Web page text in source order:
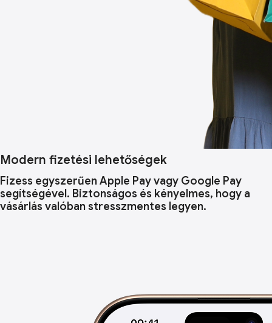
Modern fizetési lehetőségek
Fizess egyszerűen Apple Pay vagy Google Pay
segítségével. Biztonságos és kényelmes, hogy a
vásárlás valóban stresszmentes legyen.